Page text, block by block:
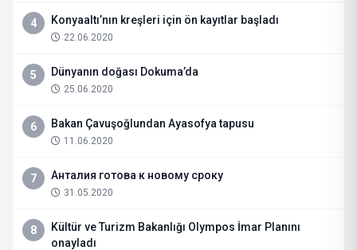
4 Konyaaltı’nın kreşleri için ön kayıtlar başladı
22.06.2020
5 Dünyanın doğası Dokuma’da
25.06.2020
6 Bakan Çavuşoğlundan Ayasofya tapusu
11.06.2020
7 Анталия готова к новому сроку
31.05.2020
8
Kültür ve Turizm Bakanlığı Olympos İmar Planını
onayladı